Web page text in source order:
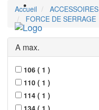
Accueil ACCESSOIRES
FORCE DE SERRAGE
A max.
106 ( 1 )
110 ( 1 )
114 ( 1 )
134 ( 1 )